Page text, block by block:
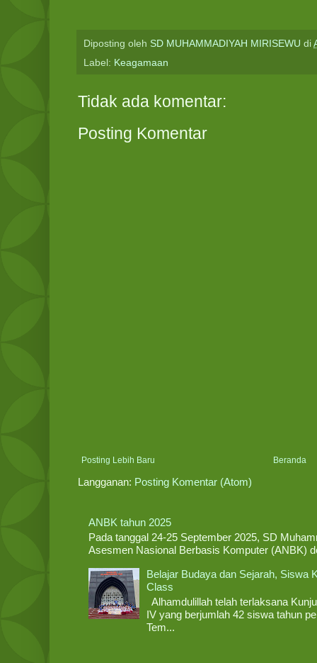
Diposting oleh SD MUHAMMADIYAH MIRISEWU di
Label: Keagamaan
Tidak ada komentar:
Posting Komentar
Posting Lebih Baru Beranda
Langganan: Posting Komentar (Atom)
ANBK tahun 2025
Pada tanggal 24-25 September 2025, SD
Asesmen Nasional Berbasis Komputer (ANBK)
Belajar Budaya dan Sejarah, Siswa
Class
Alhamdulillah telah terlaksana
IV yang berjumlah 42 siswa tahun
Tem...